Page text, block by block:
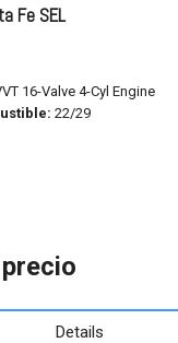
Fe SEL
16-Valve 4-Cyl Engine
22/29
Details